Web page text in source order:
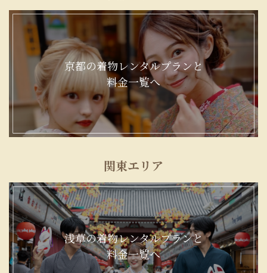
京都の着物レンタルプランと
料金一覧へ
関東エリア
浅草の着物レンタルプランと
料金一覧へ